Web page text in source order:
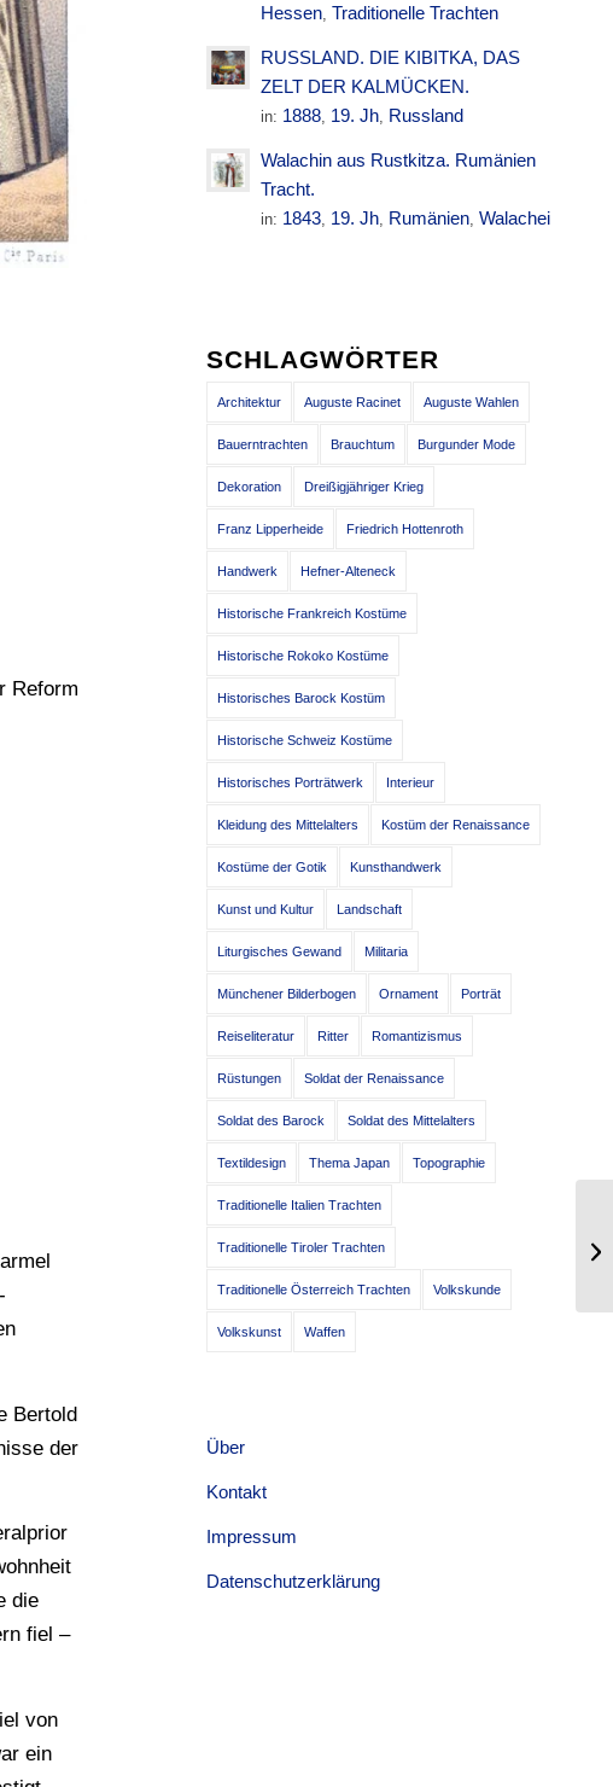
Reform
Bertold
der
die
fiel –
von
ein
Hessen, Traditionelle Trachten
RUSSLAND. DIE KIBITKA, DAS
ZELT DER KALMÜCKEN.
in: 1888, 19. Jh, Russland
Walachin aus Rustkitza. Rumänien
Tracht.
in: 1843, 19. Jh, Rumänien,Walachei
SCHLAGWÖRTER
Architektur Auguste Racinet Auguste Wahlen
Bauerntrachten Brauchtum Burgunder Mode
Dekoration Dreißigjähriger Krieg
Franz Lipperheide Friedrich Hottenroth
Handwerk Hefner-Alteneck
Historische Frankreich Kostüme
Historische Rokoko Kostüme
Historisches Barock Kostüm
Historische Schweiz Kostüme
Historisches Porträtwerk Interieur
Kleidung des Mittelalters Kostüm der Renaissance
Kostüme der Gotik Kunsthandwerk
Kunst und Kultur Landschaft
Liturgisches Gewand Militaria
Münchener Bilderbogen Ornament Porträt
Reiseliteratur Ritter Romantizismus
Rüstungen Soldat der Renaissance
Soldat des Barock Soldat des Mittelalters
Textildesign Thema Japan Topographie
Traditionelle Italien Trachten
Traditionelle Tiroler Trachten
Traditionelle Österreich Trachten Volkskunde
Volkskunst Waffen
Über
Kontakt
Impressum
Datenschutzerklärung